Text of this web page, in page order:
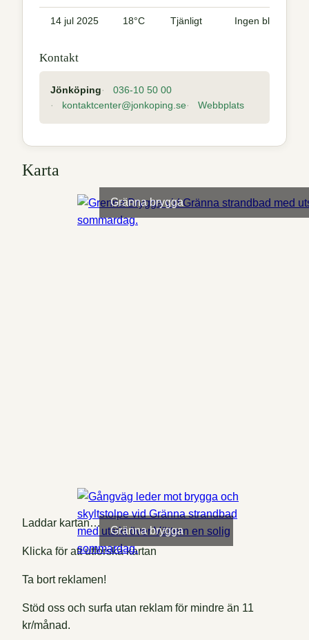
Gränna brygga
Gränna brygga
14 jul 2025 18°C Tjänligt Ingen blomning
Kontakt
Jönköping
036-10 50 00
kontaktcenter@jonkoping.se
Webbplats
Karta
Laddar kartan…
Klicka för att utforska kartan
Ta bort reklamen!
Stöd oss och surfa utan reklam för mindre än 11
kr/månad.